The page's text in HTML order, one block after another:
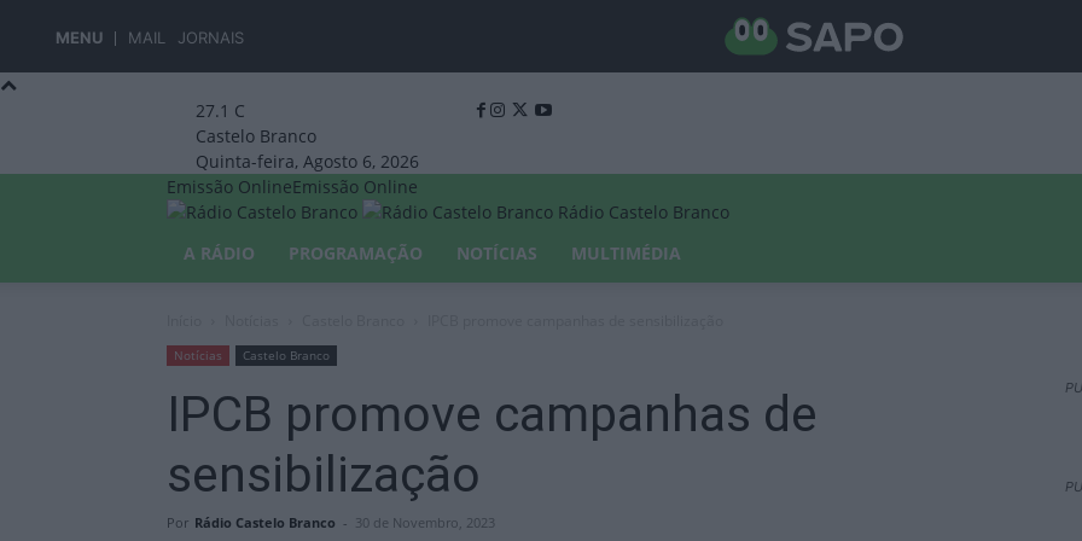
MENU MAIL JORNAIS
27.1 C
Castelo Branco
Quinta-feira, Agosto 6, 2026
Emissão OnlineEmissão Online
Rádio Castelo Branco
A RÁDIO
PROGRAMAÇÃO NOTÍCIAS MULTIMÉDIA
Notícias Castelo Branco
IPCB promove campanhas de
sensibilização
Por Rádio Castelo Branco - 30 de Novembro, 2023